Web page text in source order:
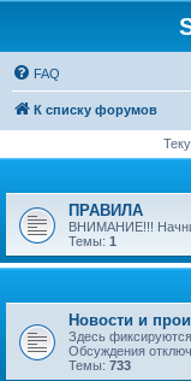
FAQ
К списку форумов
ПРАВИЛА
ВНИМАНИЕ!!!
Темы: 1
Новости и
Здесь
Обсуждения
Темы: 733